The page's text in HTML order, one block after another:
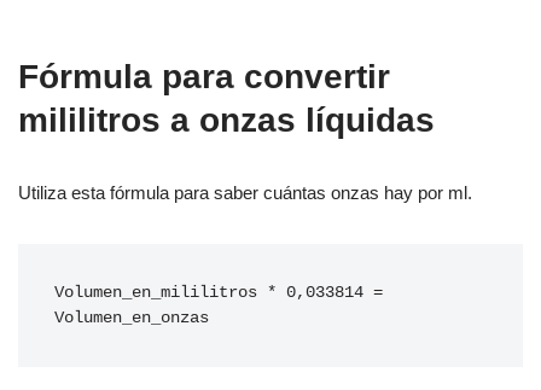
Fórmula para convertir
mililitros a onzas líquidas
Utiliza esta fórmula para saber cuántas onzas hay por ml.
Volumen_en_mililitros * 0,033814 =
Volumen_en_onzas